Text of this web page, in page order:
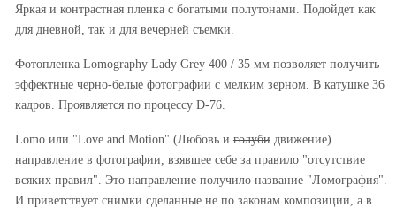
Яркая и контрастная пленка с богатыми полутонами. Подойдет как
для дневной, так и для вечерней съемки.
Фотопленка Lomography Lady Grey 400 / 35 мм позволяет получить
эффектные черно-белые фотографии с мелким зерном. В катушке 36
кадров. Проявляется по процессу D-76.
Lomo или "Love and Motion" (Любовь и голубидвижение)
направление в фотографии, взявшее себе за правило "отсутствие
всяких правил". Это направление получило название "Ломография".
И приветствует снимки сделанные не по законам композиции, а в